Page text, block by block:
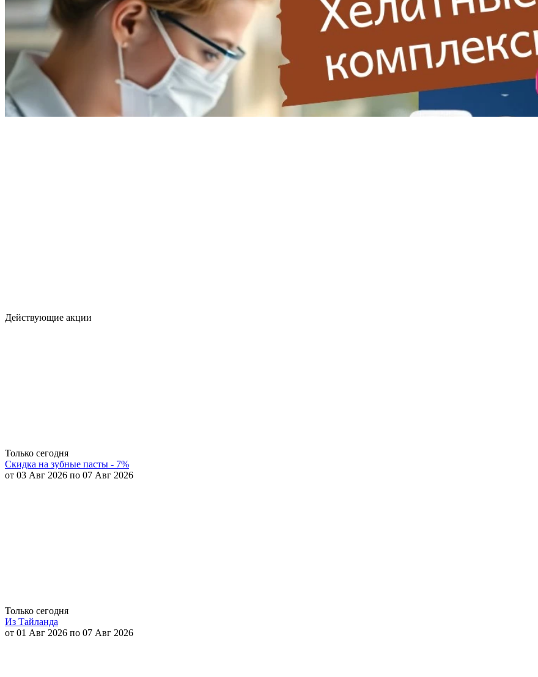
Действующие акции
Только сегодня
Скидка на зубные пасты - 7%
от 03 Авг 2026 по 07 Авг 2026
Только сегодня
Из Тайланда
от 01 Авг 2026 по 07 Авг 2026